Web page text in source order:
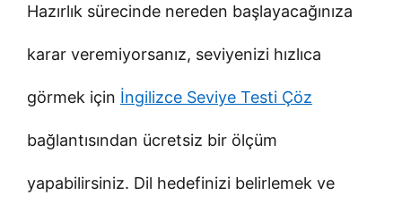
Hazırlık sürecinde nereden başlayacağınıza
karar veremiyorsanız, seviyenizi hızlıca
görmek için İngilizce Seviye Testi Çöz
bağlantısından ücretsiz bir ölçüm
yapabilirsiniz. Dil hedefinizi belirlemek ve